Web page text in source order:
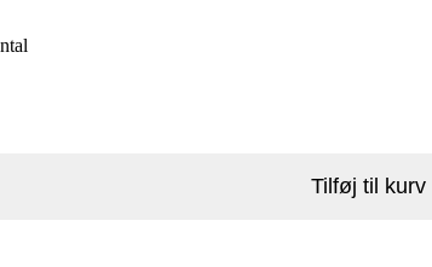
Tilføj til kurv